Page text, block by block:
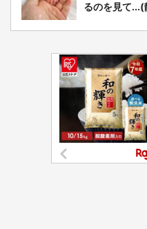
るのを見て